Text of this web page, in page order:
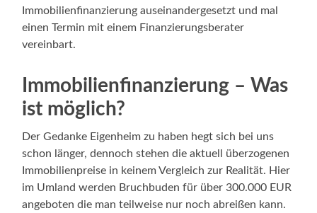
Immobilienfinanzierung auseinandergesetzt und mal
einen Termin mit einem Finanzierungsberater
vereinbart.
Immobilienfinanzierung – Was
ist möglich?
Der Gedanke Eigenheim zu haben hegt sich bei uns
schon länger, dennoch stehen die aktuell überzogenen
Immobilienpreise in keinem Vergleich zur Realität. Hier
im Umland werden Bruchbuden für über 300.000 EUR
angeboten die man teilweise nur noch abreißen kann.